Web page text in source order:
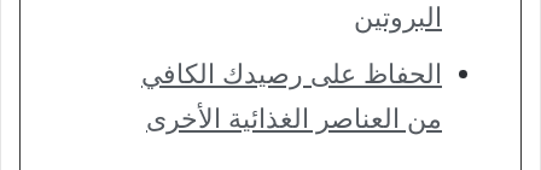
البروتين
الحفاظ على رصيدك الكافي
من العناصر الغذائية الأخرى